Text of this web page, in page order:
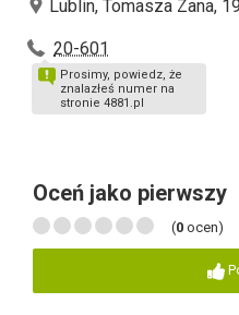
Lublin, Tomasza Zana, 19
20-601
Prosimy, powiedz, że
znalazłeś numer na
stronie 4881.pl
Oceń jako pierwszy
(0 ocen)